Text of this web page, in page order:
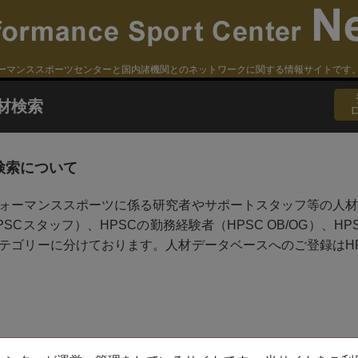
マンススポーツセンターと国内諸機関とのネットワークに関する情報サイトです
検索
索について
ーマンススポーツに係る研究者やサポートスタッフ等の人
スタッフ）、HPSCの勤務経験者（HPSC OB/OG）、
ゴリーに分けております。人材データベースへのご登録は